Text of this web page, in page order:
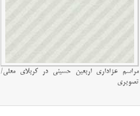
مراسم عزاداری اربعین حسینی در کربلای معلی/
تصویری